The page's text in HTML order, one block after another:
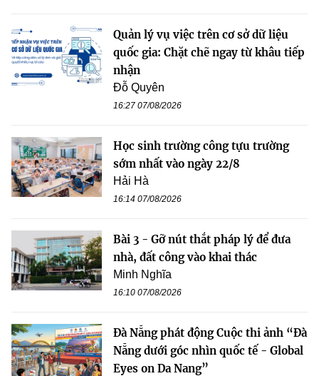
Quản lý vụ việc trên cơ sở dữ liệu
quốc gia: Chặt chẽ ngay từ khâu tiếp
nhận
Đỗ Quyên
16:27 07/08/2026
Học sinh trường công tựu trường
sớm nhất vào ngày 22/8
Hải Hà
16:14 07/08/2026
Bài 3 - Gỡ nút thắt pháp lý để đưa
nhà, đất công vào khai thác
Minh Nghĩa
16:10 07/08/2026
Đà Nẵng phát động Cuộc thi ảnh “Đà
Nẵng dưới góc nhìn quốc tế - Global
Eyes on Da Nang”